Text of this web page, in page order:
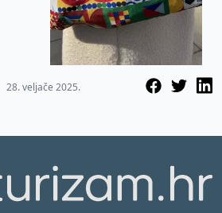
28. veljače 2025.